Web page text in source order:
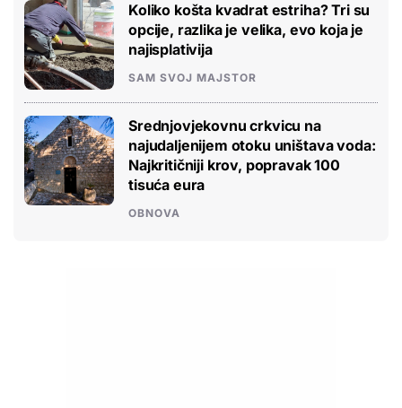
Koliko košta kvadrat estriha? Tri su
opcije, razlika je velika, evo koja je
najisplativija
SAM SVOJ MAJSTOR
Srednjovjekovnu crkvicu na
najudaljenijem otoku uništava voda:
Najkritičniji krov, popravak 100
tisuća eura
OBNOVA